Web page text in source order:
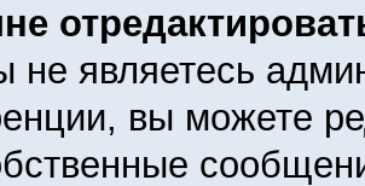
не являетесь
вы можете